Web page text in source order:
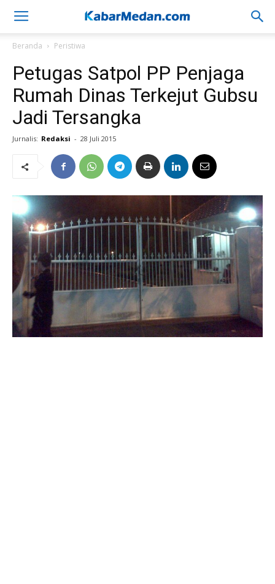
Beranda Peristiwa
Petugas Satpol PP Penjaga
Rumah Dinas Terkejut Gubsu
Jadi Tersangka
Jurnalis: Redaksi - 28 Juli 2015